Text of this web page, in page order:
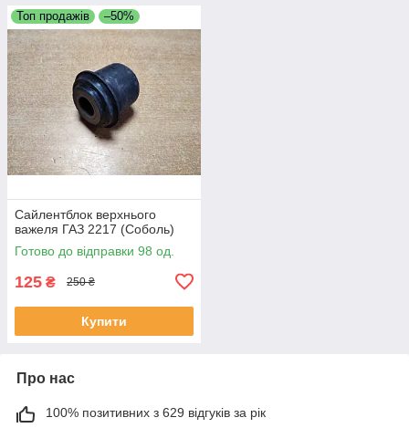
Топ продажів –50%
Сайлентблок верхнього
важеля ГАЗ 2217 (Соболь)
Готово до відправки 98 од.
125 ₴ 250 ₴
Купити
Про нас
100% позитивних з 629 відгуків за рік